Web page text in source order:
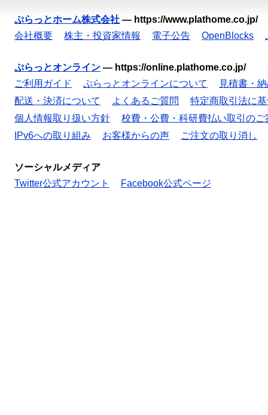
ぷらっとホーム株式会社 — https://www.plathome.co.jp/
会社概要
株主・投資家情報 電子公告 OpenBlocks
ぷらっとオンライン — https://online.plathome.co.jp/
ご利用ガイド
ぷらっとオンラインについて
見積書・
配送・決済について
よくあるご質問
特定商取引法に
個人情報取り扱い方針
校費・公費・科研費払い取引のご
IPv6への取り組み
お客様からの声 ご注文の取り消し
ソーシャルメディア
Twitter公式アカウント
Facebook公式ページ